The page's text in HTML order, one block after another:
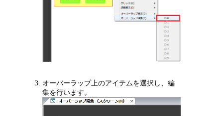
オーバーラップ上のアイテムを選択し、編
集を行います。